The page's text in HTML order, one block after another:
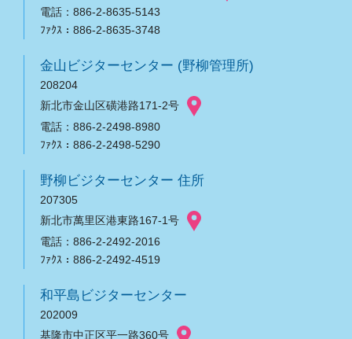
電話：886-2-8635-5143
ﾌｧｸｽ：886-2-8635-3748
金山ビジターセンター (野柳管理所)
208204
新北市金山区磺港路171-2号
電話：886-2-2498-8980
ﾌｧｸｽ：886-2-2498-5290
野柳ビジターセンター 住所
207305
新北市萬里区港東路167-1号
電話：886-2-2492-2016
ﾌｧｸｽ：886-2-2492-4519
和平島ビジターセンター
202009
基隆市中正区平一路360号